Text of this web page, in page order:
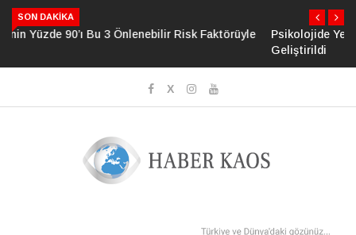
SON DAKIKA
Psikolojide Yeni Dönem: Zihinsel Çöküş Riskini Ölçen Model